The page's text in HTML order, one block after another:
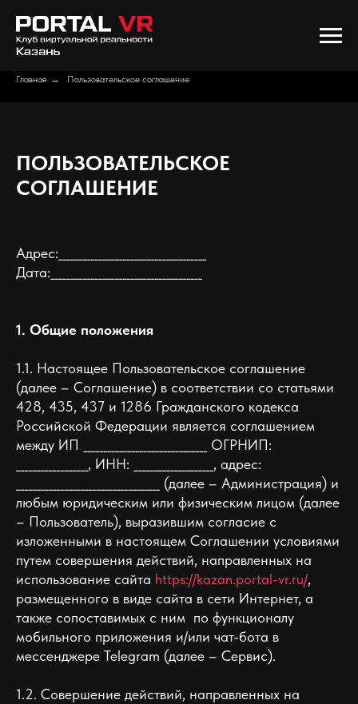
Главная → Пользовательское соглашение
ПОЛЬЗОВАТЕЛЬСКОЕ
СОГЛАШЕНИЕ
Адрес:_____________________________________
Дата:______________________________________
1. Общие положения
1.1. Настоящее Пользовательское соглашение
(далее – Соглашение) в соответствии со статьями
428, 435, 437 и 1286 Гражданского кодекса
Российской Федерации является соглашением
между ИП _______________________________ ОГРНИП:
__________________, ИНН: ____________________, адрес:
____________________________________ (далее – Администрация) и
любым юридическим или физическим лицом (далее
– Пользователь), выразившим согласие с
изложенными в настоящем Соглашении условиями
путем совершения действий, направленных на
использование сайта https://kazan.portal-vr.ru/,
размещенного в виде сайта в сети Интернет, а
также сопоставимых c ним по функционалу
мобильного приложения и/или чат-бота в
мессенджере Telegram (далее – Сервис).
1.2. Совершение действий, направленных на